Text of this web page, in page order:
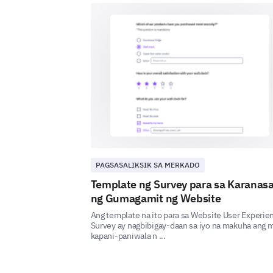
PAGSASALIKSIK SA MERKADO
Template ng Survey para sa
ng Gumagamit ng Website
Ang template na ito para sa Website User
Survey ay nagbibigay-daan sa iyo na makuha ang
kapani-paniwala n ...